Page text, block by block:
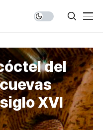
del
XVI